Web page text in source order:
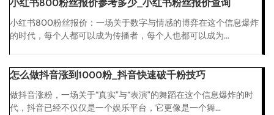
小红书800粉丝报价参考多少_小红书粉丝报价查询
小红书800粉丝报价：一场关于数字与情感的博弈在这个信息爆炸
的时代，每个人都可以成为传播者，每个人也都可以成为...
怎么做抖音涨到1000粉_抖音快速破千粉技巧
做抖音涨粉，一场关于“真实”与“表演”的舞蹈在这个信息爆炸的时
代，抖音已经不仅仅是一个娱乐平台，它更像是一个舞...